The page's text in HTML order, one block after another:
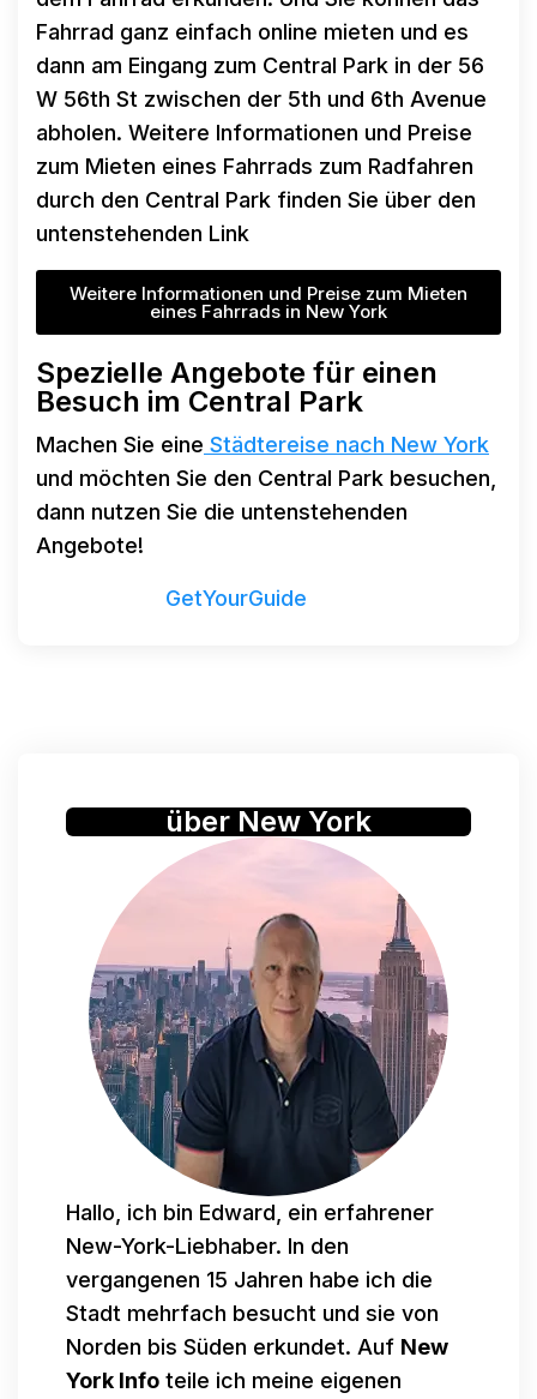
Fahrrad ganz einfach online mieten und es
dann am Eingang zum Central Park in der 56
W 56th St zwischen der 5th und 6th Avenue
abholen. Weitere Informationen und Preise
zum Mieten eines Fahrrads zum Radfahren
durch den Central Park finden Sie über den
untenstehenden Link
Weitere Informationen und Preise zum Mieten
eines Fahrrads in New York
Spezielle Angebote für einen
Besuch im Central Park
Machen Sie eine Städtereise nach New York
und möchten Sie den Central Park besuchen,
dann nutzen Sie die untenstehenden
Angebote!
GetYourGuide
über New York
Hallo, ich bin Edward, ein erfahrener
New-York-Liebhaber. In den
vergangenen 15 Jahren habe ich die
Stadt mehrfach besucht und sie von
Norden bis Süden erkundet. Auf New
York Info teile ich meine eigenen